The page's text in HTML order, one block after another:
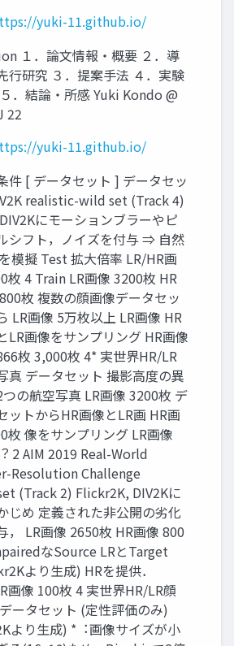
yuki-11.github.io/
１．論⽂情報・概要 ２．導
⾏研究 ３．提案⼿法 ４．実験
．結論・所感 Yuki Kondo @
22
yuki-11.github.io/
件 [ データセット ] データセッ
realistic-wild set (Track 4)
にモーションブラーやピ
シフト，ノイズを付与 ⇒ ⾃然
模擬 Test 拡⼤倍率 LR/HR画
枚 4 Train LR画像 3200枚 HR
枚 複数の顔画像データセッ
LR画像 5万枚以上 LR画像 HR
LR画像をサンプリング HR画像
枚 3,000枚 4* 実世界HR/LR
真 データセット 撮影⾼度の異
の航空写真 LR画像 3200枚 デ
ットからHR画像とLR画 HR画
枚 像をサンプリング LR画像
2 AIM 2019 Real-World
Resolution Challenge
(Track 2) Flickr2K, DIV2Kに
じめ 定義された⾮公開の劣化
， LR画像 2650枚 HR画像 800
なSource LRとTarget
より⽣成) HRを提供．
画像 100枚 4 実世界HR/LR顔
ータセット (定性評価のみ)
より⽣成) *︓画像サイズが⼩